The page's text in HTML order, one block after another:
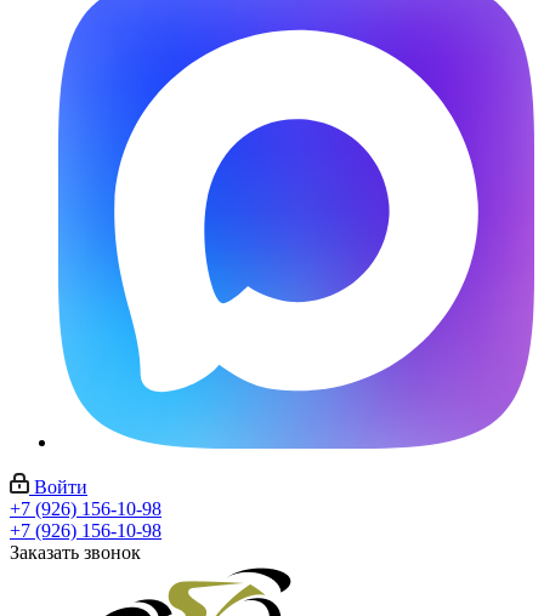
Войти
+7 (926) 156-10-98
+7 (926) 156-10-98
Заказать звонок